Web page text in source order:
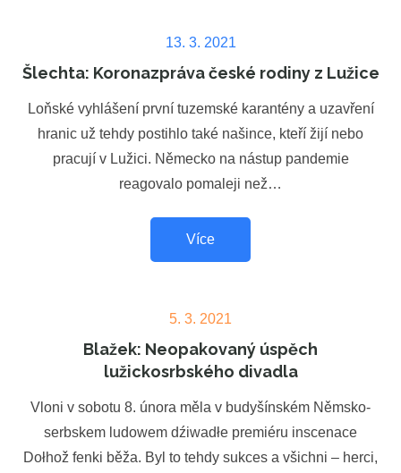
Posted
on
13. 3. 2021
Šlechta: Koronazpráva české rodiny z Lužice
Loňské vyhlášení první tuzemské karantény a uzavření
hranic už tehdy postihlo také našince, kteří žijí nebo
pracují v Lužici. Německo na nástup pandemie
reagovalo pomaleji než…
Více
Posted
on
5. 3. 2021
Blažek: Neopakovaný úspěch
lužickosrbského divadla
Vloni v sobotu 8. února měla v budyšínském Němsko-
serbskem ludowem dźiwadłe premiéru inscenace
Dołhož fenki běža. Byl to tehdy sukces a všichni – herci,